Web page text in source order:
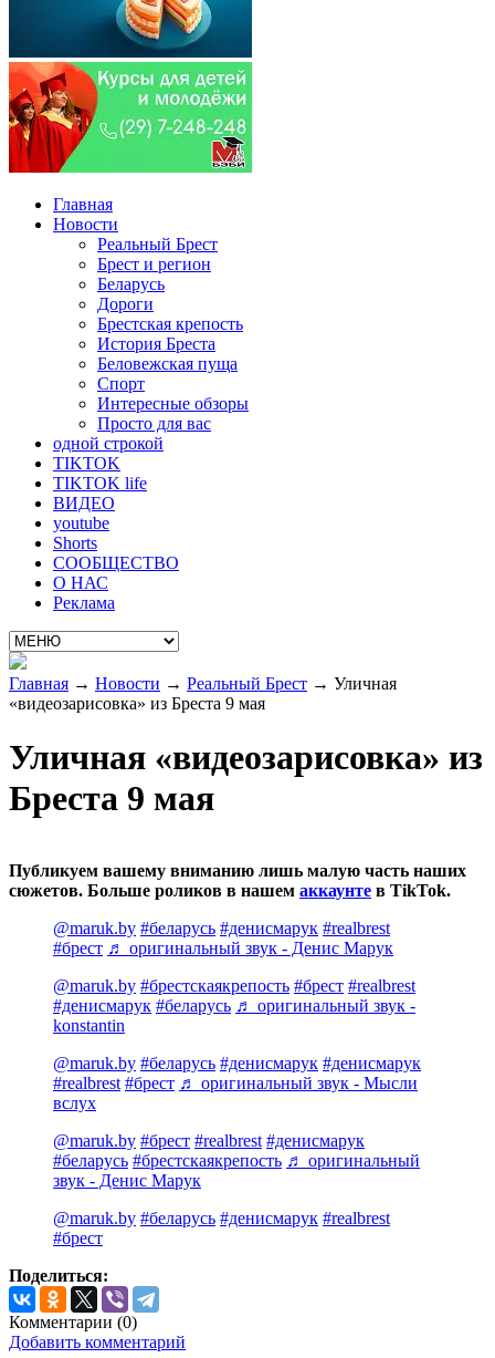
Главная
Новости
Реальный Брест
Брест и регион
Беларусь
Дороги
Брестская крепость
История Бреста
Беловежская пуща
Спорт
Интересные обзоры
Просто для вас
одной строкой
TIKTOK
TIKTOK life
ВИДЕО
youtube
Shorts
СООБЩЕСТВО
О НАС
Реклама
Главная → Новости → Реальный Брест → Уличная
«видеозарисовка» из Бреста 9 мая
Уличная «видеозарисовка» из
Бреста 9 мая
Публикуем вашему вниманию лишь малую часть наших
сюжетов. Больше роликов в нашем аккаунте в TikTok.
@maruk.by #беларусь #денисмарук #realbrest
#брест ♬ оригинальный звук - Денис Марук
@maruk.by #брестскаякрепость #брест #realbrest
#денисмарук #беларусь ♬ оригинальный звук -
konstantin
@maruk.by #беларусь #денисмарук #денисмарук
#realbrest #брест ♬ оригинальный звук - Мысли
вслух
@maruk.by #брест #realbrest #денисмарук
#беларусь #брестскаякрепость ♬ оригинальный
звук - Денис Марук
@maruk.by #беларусь #денисмарук #realbrest
#брест
Поделиться:
Комментарии (0)
Добавить комментарий